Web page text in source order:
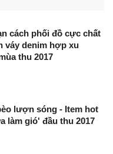
cách phối đồ cực chất
váy denim hợp xu
thu 2017
lượn sóng - Item hot
làm gió' đầu thu 2017